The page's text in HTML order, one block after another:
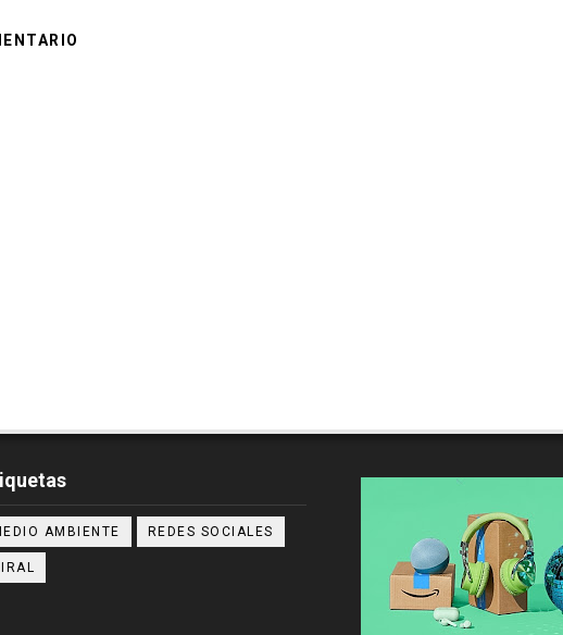
AMBIENTE REDES SOCIALES